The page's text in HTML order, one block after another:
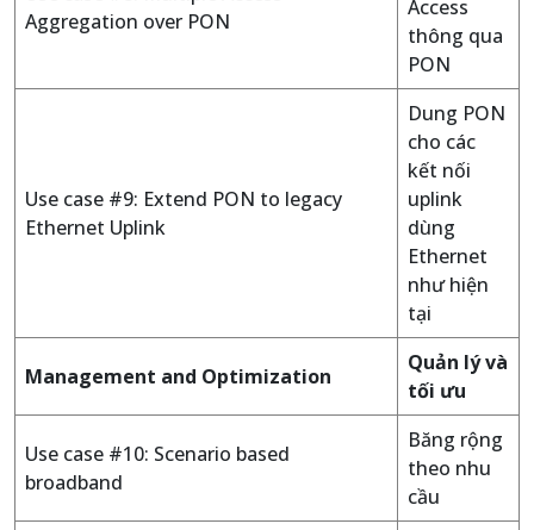
Aggregation over PON
Access
thông qua
PON
Use case #9: Extend PON to legacy
Ethernet Uplink
Dung PON
cho các
kết nối
uplink
dùng
Ethernet
như hiện
tại
Management and Optimization
Quản lý và
tối ưu
Use case #10: Scenario based
broadband
Băng rộng
theo nhu
cầu